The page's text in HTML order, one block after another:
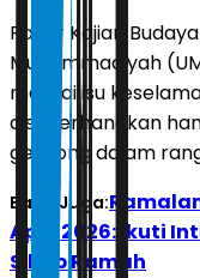
Pakar Kajian
Muhammadiyah
menilai isu
disederhanakan
gerbong dalam
Baca Juga:
April 2026: Ikuti
Sikap Ramah